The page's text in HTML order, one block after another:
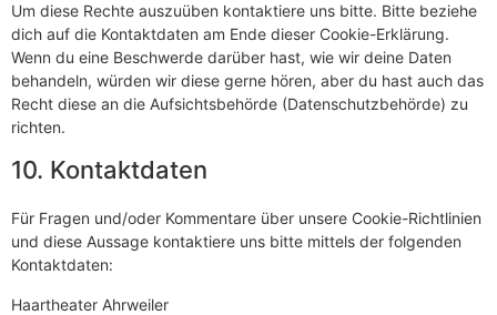
Um diese Rechte auszuüben kontaktiere uns bitte. Bitte beziehe
dich auf die Kontaktdaten am Ende dieser Cookie-Erklärung.
Wenn du eine Beschwerde darüber hast, wie wir deine Daten
behandeln, würden wir diese gerne hören, aber du hast auch das
Recht diese an die Aufsichtsbehörde (Datenschutzbehörde) zu
richten.
10. Kontaktdaten
Für Fragen und/oder Kommentare über unsere Cookie-Richtlinien
und diese Aussage kontaktiere uns bitte mittels der folgenden
Kontaktdaten:
Haartheater Ahrweiler